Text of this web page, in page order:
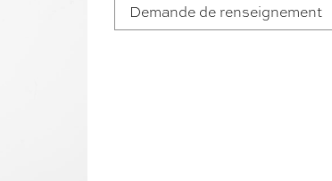
Demande de renseignement